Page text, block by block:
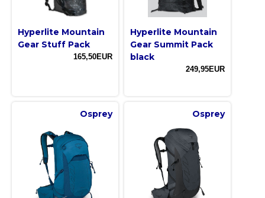
Hyperlite Mountain
Gear Stuff Pack
165,50EUR
Hyperlite Mountain
Gear Summit Pack
black
249,95EUR
Osprey Osprey